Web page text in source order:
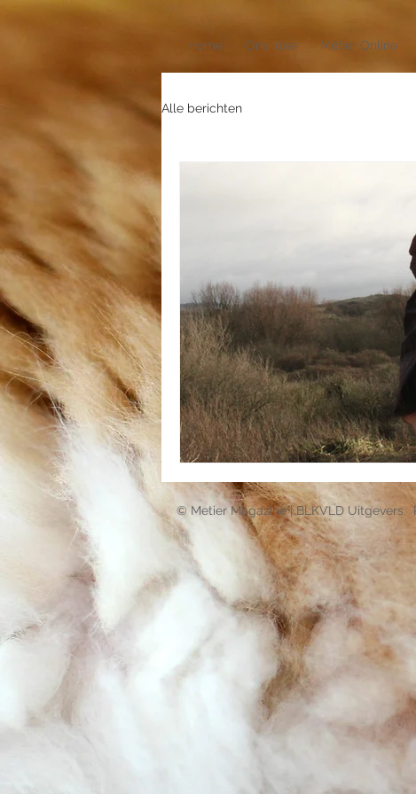
Home Ons idee Métier Online
Alle berichten
© Metier Magazine | BLKVLD Uitgevers.